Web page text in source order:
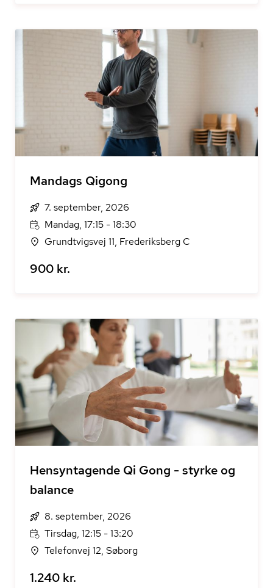
Mandags Qigong
7. september, 2026
Mandag, 17:15 - 18:30
Grundtvigsvej 11, Frederiksberg C
900 kr.
Hensyntagende Qi Gong - styrke og
balance
8. september, 2026
Tirsdag, 12:15 - 13:20
Telefonvej 12, Søborg
1.240 kr.